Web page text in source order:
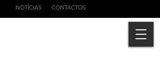
NOTÍCIAS CONTACTOS